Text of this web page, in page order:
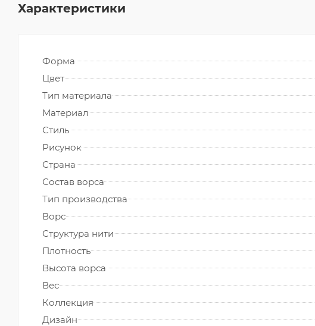
Характеристики
Форма
Цвет
Тип материала
Материал
Стиль
Рисунок
Страна
Состав ворса
Тип производства
Ворс
Структура нити
Плотность
Высота ворса
Вес
Коллекция
Дизайн